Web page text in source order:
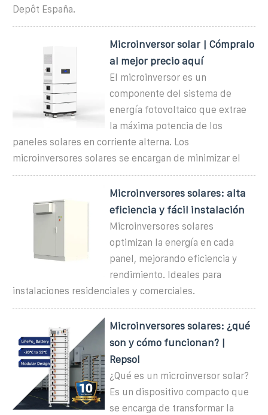
Depôt España.
Microinversor solar | Cómpralo
al mejor precio aquí
El microinversor es un
componente del sistema de
energía fotovoltaico que extrae
la máxima potencia de los
paneles solares en corriente alterna. Los
microinversores solares se encargan de minimizar el
Microinversores solares: alta
eficiencia y fácil instalación
Microinversores solares
optimizan la energía en cada
panel, mejorando eficiencia y
rendimiento. Ideales para
instalaciones residenciales y comerciales.
Microinversores solares: ¿qué
son y cómo funcionan? |
Repsol
¿Qué es un microinversor solar?
Es un dispositivo compacto que
se encarga de transformar la